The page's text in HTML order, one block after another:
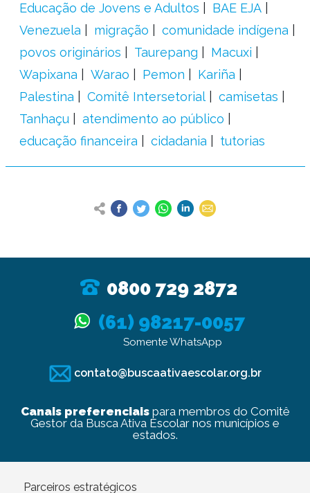
Educação de Jovens e Adultos
BAE EJA
Venezuela
migração
comunidade indígena
povos originários
Taurepang
Macuxi
Wapixana
Warao Pemon
Kariña
Palestina
Comitê Intersetorial
camisetas
Tanhaçu
atendimento ao público
educação financeira
cidadania tutorias
0800 729 2872
(61) 98217-0057
Somente WhatsApp
contato@buscaativaescolar.org.br
Canais preferenciaispara membros do Comitê
Gestor da Busca Ativa Escolar nos municípios e
estados.
Parceiros estratégicos